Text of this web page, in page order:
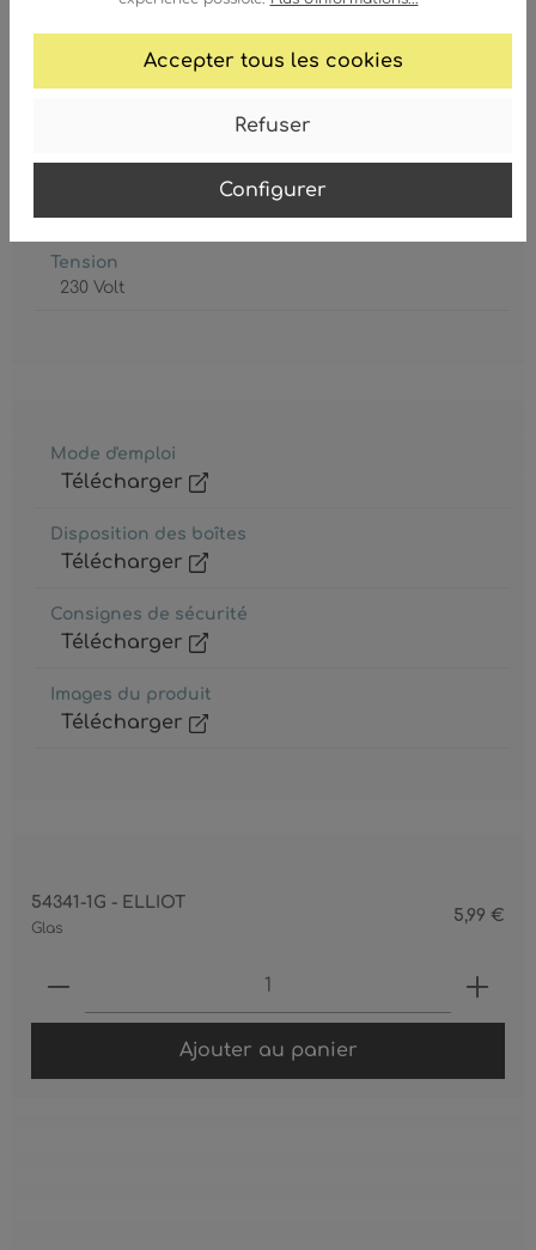
Accepter tous les cookies
Refuser
Configurer
max. 40 Watt
Degré de protection
IP20
Tension
230 Volt
Mode d'emploi
Télécharger
Disposition des boîtes
Télécharger
Consignes de sécurité
Télécharger
Images du produit
Télécharger
54341-1G - ELLIOT
Glas
5,99 €
Produkt Anzahl: Gib den
Ajouter au panier